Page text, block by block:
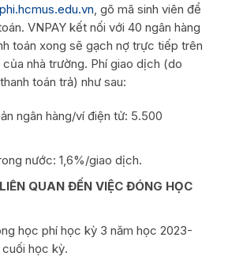
, gõ mã sinh viên để
VNPAY kết nối với 40 ngân hàng
toán xong sẽ gạch nợ trực tiếp trên
nhà trường. Phí giao dịch (do
toán trả) như sau:
ngân hàng/ví điện tử: 5.500
nước: 1,6%/giao dịch.
QUAN ĐẾN VIỆC ĐÓNG HỌC
học phí học kỳ 3 năm học 2023-
học kỳ.